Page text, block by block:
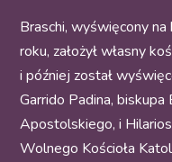
Braschi, wyświęcony
roku, założył własny
i później został
Garrido Padina, biskupa
Apostolskiego, i
Wolnego Kościoła